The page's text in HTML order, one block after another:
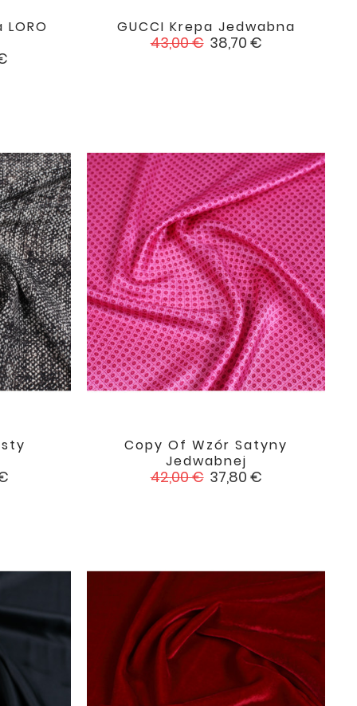
GUCCI Krepa Jedwabna
Cena
43,00 € Cena
38,70 €
 favorite
favorite
Copy Of Wzór Satyny
Jedwabnej
Cena
42,00 € Cena
37,80 €
 favorite